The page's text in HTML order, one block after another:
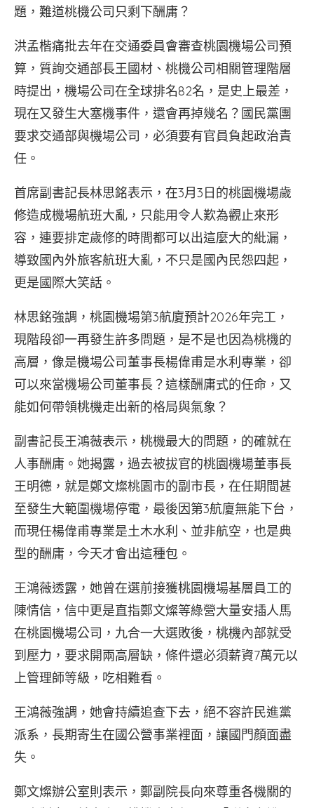
題，難道桃機公司只剩下酬庸？
洪孟楷痛批去年在交通委員會審查桃園機場公司預
算，質詢交通部長王國材、桃機公司相關管理階層
時提出，機場公司在全球排名82名，是史上最差，
現在又發生大塞機事件，還會再掉幾名？國民黨團
要求交通部與機場公司，必須要有官員負起政治責
任。
首席副書記長林思銘表示，在3月3日的桃園機場歲
修造成機場航班大亂，只能用令人歎為觀止來形
容，連要排定歲修的時間都可以出這麼大的紕漏，
導致國內外旅客航班大亂，不只是國內民怨四起，
更是國際大笑話。
林思銘強調，桃園機場第3航廈預計2026年完工，
現階段卻一再發生許多問題，是不是也因為桃機的
高層，像是機場公司董事長楊偉甫是水利專業，卻
可以來當機場公司董事長？這樣酬庸式的任命，又
能如何帶領桃機走出新的格局與氣象？
副書記長王鴻薇表示，桃機最大的問題，的確就在
人事酬庸。她揭露，過去被拔官的桃園機場董事長
王明德，就是鄭文燦桃園市的副市長，在任期間甚
至發生大範圍機場停電，最後因第3航廈無能下台，
而現任楊偉甫專業是土木水利、並非航空，也是典
型的酬庸，今天才會出這種包。
王鴻薇透露，她曾在選前接獲桃園機場基層員工的
陳情信，信中更是直指鄭文燦等綠營大量安插人馬
在桃園機場公司，九合一大選敗後，桃機內部就受
到壓力，要求開兩高層缺，條件還必須薪資7萬元以
上管理師等級，吃相難看。
王鴻薇強調，她會持續追查下去，絕不容許民進黨
派系，長期寄生在國公營事業裡面，讓國門顏面盡
失。
鄭文燦辦公室則表示，鄭副院長向來尊重各機關的